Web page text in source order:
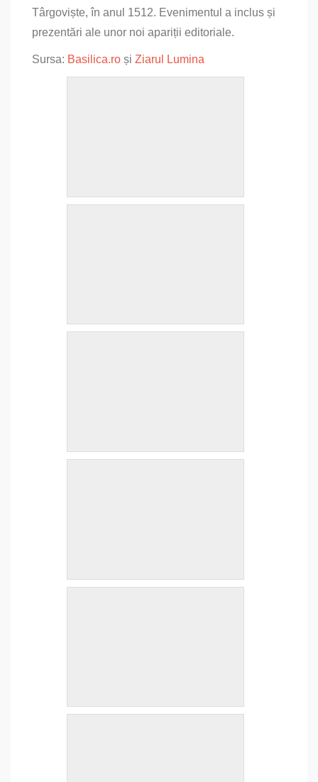
Târgoviște, în anul 1512. Evenimentul a inclus și
prezentări ale unor noi apariții editoriale.
Sursa: Basilica.ro și Ziarul Lumina